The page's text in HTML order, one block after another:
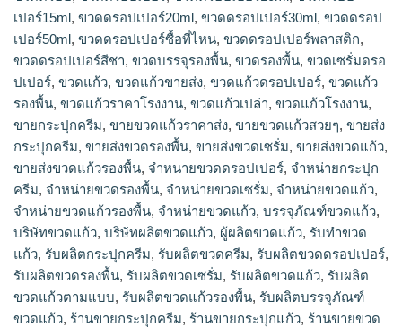
เปอร์15ml, ขวดดรอปเปอร์20ml, ขวดดรอปเปอร์30ml, ขวดดรอป
เปอร์50ml, ขวดดรอปเปอร์ซื้อที่ไหน, ขวดดรอปเปอร์พลาสติก,
ขวดดรอปเปอร์สีชา, ขวดบรรจุรองพื้น, ขวดรองพื้น, ขวดเซรั่มดรอ
ปเปอร์, ขวดแก้ว, ขวดแก้วขายส่ง, ขวดแก้วดรอปเปอร์, ขวดแก้ว
รองพื้น, ขวดแก้วราคาโรงงาน, ขวดแก้วเปล่า, ขวดแก้วโรงงาน,
ขายกระปุกครีม, ขายขวดแก้วราคาส่ง, ขายขวดแก้วสวยๆ, ขายส่ง
กระปุกครีม, ขายส่งขวดรองพื้น, ขายส่งขวดเซรั่ม, ขายส่งขวดแก้ว,
ขายส่งขวดแก้วรองพื้น, จำหนายขวดดรอปเปอร์, จำหน่ายกระปุก
ครีม, จำหน่ายขวดรองพื้น, จำหน่ายขวดเซรั่ม, จำหน่ายขวดแก้ว,
จำหน่ายขวดแก้วรองพื้น, จําหน่ายขวดแก้ว, บรรจุภัณฑ์ขวดแก้ว,
บริษัทขวดแก้ว, บริษัทผลิตขวดแก้ว, ผู้ผลิตขวดแก้ว, รับทำขวด
แก้ว, รับผลิตกระปุกครีม, รับผลิตขวดครีม, รับผลิตขวดดรอปเปอร์,
รับผลิตขวดรองพื้น, รับผลิตขวดเซรั่ม, รับผลิตขวดแก้ว, รับผลิต
ขวดแก้วตามแบบ, รับผลิตขวดแก้วรองพื้น, รับผลิตบรรจุภัณฑ์
ขวดแก้ว, ร้านขายกระปุกครีม, ร้านขายกระปุกแก้ว, ร้านขายขวด